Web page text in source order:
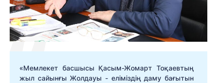
«Мемлекет басшысы Қасым-Жомарт Тоқаевтың
жыл сайынғы Жолдауы - еліміздің даму бағытын